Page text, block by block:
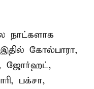
நாட்களாக
கோல்பாரா,
ஜோர்ஹட்,
பக்சா,